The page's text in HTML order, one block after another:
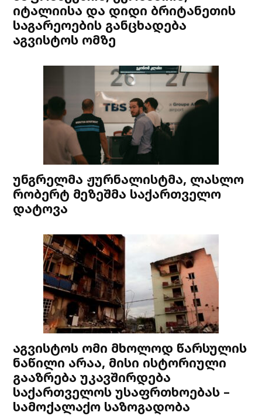
იტალიისა და დიდი ბრიტანეთის
საგარეოების განცხადება
აგვისტოს ომზე
უნგრელმა ჟურნალისტმა, ლასლო
რობერტ მეზეშმა საქართველო
დატოვა
აგვისტოს ომი მხოლოდ წარსულის
ნაწილი არაა, მისი ისტორიული
გააზრება უკავშირდება
საქართველოს უსაფრთხოებას –
სამოქალაქო საზოგადობა